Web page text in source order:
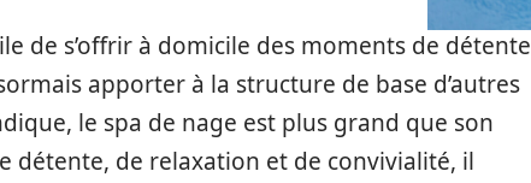
de s’offrir à domicile des moments de détente
apporter à la structure de base d’autres
le spa de nage est plus grand que son
détente, de relaxation et de convivialité, il